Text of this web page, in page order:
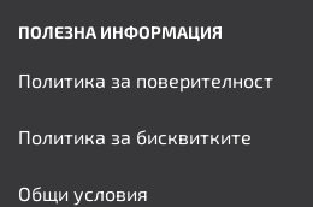
ПОЛЕЗНА ИНФОРМАЦИЯ
Политика за поверителност
Политика за бисквитките
Общи условия